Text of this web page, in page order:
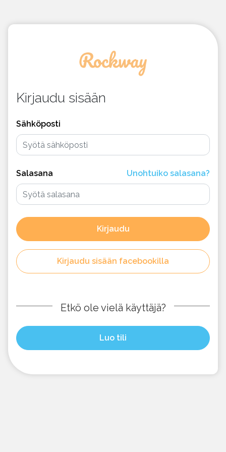
Kirjaudu sisään
Sähköposti
Salasana Unohtuiko salasana?
Kirjaudu
Kirjaudu sisään facebookilla
Etkö ole vielä käyttäjä?
Luo tili